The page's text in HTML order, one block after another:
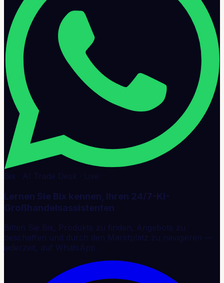
Bix · AI Trade Desk · Live
Lernen Sie Bix kennen, Ihren 24/7-KI-
Großhandelsassistenten
Bitten Sie Bix, Produkte zu finden, Angebote zu
beschaffen und durch den Marktplatz zu navigieren —
jederzeit, auf WhatsApp.